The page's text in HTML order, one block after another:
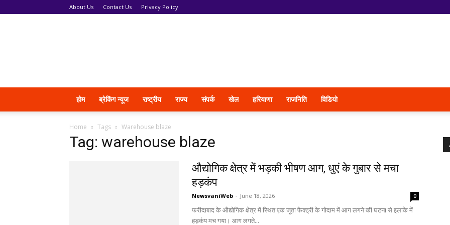
About Us Contact Us Privacy Policy
होम ब्रेकिंग न्यूज राष्ट्रीय राज्य संपर्क खेल हरियाणा राजनिति विडियो
Home Tags Warehouse blaze
Tag: warehouse blaze
औद्योगिक क्षेत्र में भड़की भीषण आग, धुएं के गुबार से मचा
हड़कंप
NewsvaniWeb - June 18, 2026 0
फरीदाबाद के औद्योगिक क्षेत्र में स्थित एक जूता फैक्ट्री के गोदाम में आग लगने की घटना से इलाके में
हड़कंप मच गया। आग लगते...